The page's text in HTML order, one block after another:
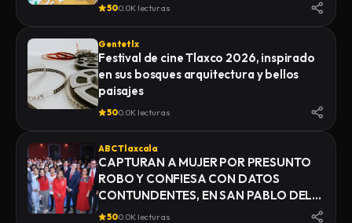
500.0K lecturas
Gentetlx
Festival de cine Tlaxco 2026, inspirado
en sus bosques arquitectura y bellos
paisajes
500.0K lecturas
ABC Tlaxcala
CAPTURAN A MUJER POR PRESUNTO
ROBO Y CONFIESA CON DATOS
CONTUNDENTES, EN SAN PABLO DEL
MONTE
500.0K lecturas